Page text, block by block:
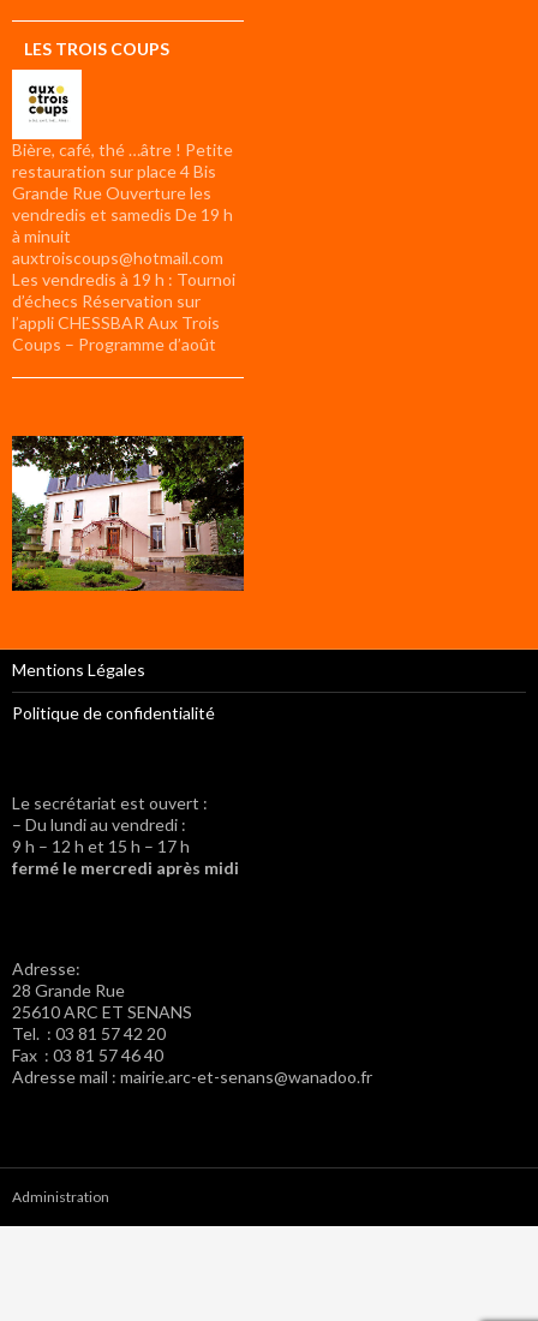
LES TROIS COUPS
Bière, café, thé …âtre ! Petite
restauration sur place 4 Bis
Grande Rue Ouverture les
vendredis et samedis De 19 h
à minuit
auxtroiscoups@hotmail.com
Les vendredis à 19 h : Tournoi
d’échecs Réservation sur
l’appli CHESSBAR Aux Trois
Coups – Programme d’août
Mentions Légales
Politique de confidentialité
Le secrétariat est ouvert :
– Du lundi au vendredi :
9 h – 12 h et 15 h – 17 h
fermé le mercredi après midi
Adresse:
28 Grande Rue
25610 ARC ET SENANS
Tel. : 03 81 57 42 20
Fax : 03 81 57 46 40
Adresse mail : mairie.arc-et-senans@wanadoo.fr
Administration